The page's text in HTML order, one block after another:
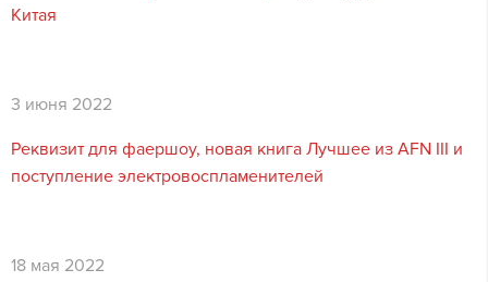
Китая
3 июня 2022
Реквизит для фаершоу, новая книга Лучшее из AFN III и
поступление электровоспламенителей
18 мая 2022